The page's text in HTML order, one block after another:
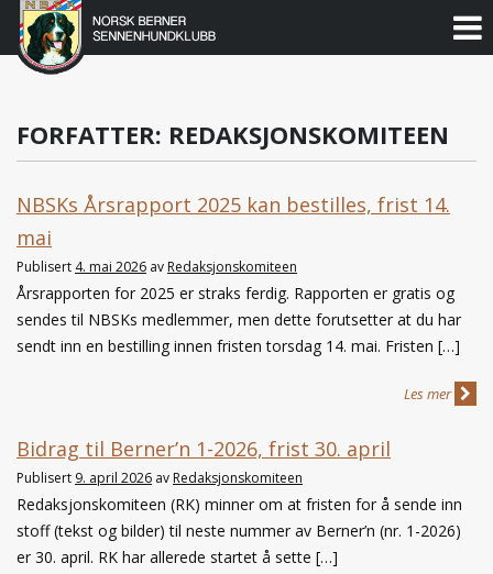
Gå
Norsk
Berner
Sennenhundklubb
FORFATTER: REDAKSJONSKOMITEEN
NBSKs Årsrapport 2025 kan bestilles, frist 14.
mai
Publisert 4. mai 2026 av Redaksjonskomiteen
Årsrapporten for 2025 er straks ferdig. Rapporten er gratis og
sendes til NBSKs medlemmer, men dette forutsetter at du har
sendt inn en bestilling innen fristen torsdag 14. mai. Fristen […]
Les mer
Bidrag til Berner’n 1-2026, frist 30. april
Publisert 9. april 2026 av Redaksjonskomiteen
Redaksjonskomiteen (RK) minner om at fristen for å sende inn
stoff (tekst og bilder) til neste nummer av Berner’n (nr. 1-2026)
er 30. april. RK har allerede startet å sette […]